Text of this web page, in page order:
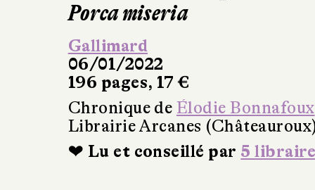
Porca miseria
Gallimard
06/01/2022
196 pages, 17 €
Chronique de Élodie Bonnafoux
Librairie Arcanes
❤ Lu et conseillé par 5